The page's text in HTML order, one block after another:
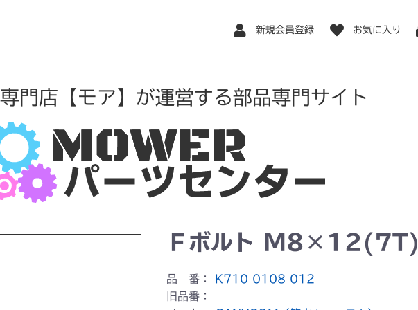
新規会員登録 お気に入り
門店【モア】が運営する部品専門サイト
Ｆボルト M8×12(7T)
品 番：
K710 0108 012
旧品番：